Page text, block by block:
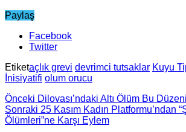
Paylaş
Facebook
Twitter
Etiketaçlık grevi devrimci tutsaklar Kuyu
İnisiyatifi olum orucu
Önceki Dilovası’ndaki Altı Ölüm Bu
Sonraki 25 Kasım Kadın Platformu’ndan
Ölümleri”ne Karşı Eylem